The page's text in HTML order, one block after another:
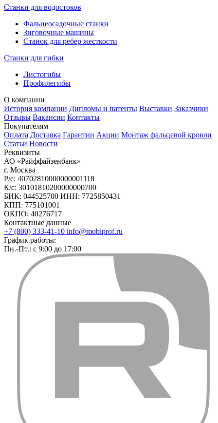
Станки для водостоков
Фальцеосадочные станки
Зиговочные машины
Станок для ребер жесткости
Станки для гибки
Листогибы
Профилегибы
О компании
История компании Дипломы и патенты Выставки Заказчики
Отзывы Вакансии Контакты
Покупателям
Оплата Доставка Гарантии Акции Монтаж фальцевой кровли
Статьи Новости
Реквизиты
АО «Райффайзенбанк»
г. Москва
Р/с: 40702810000000001118
К/с: 30101810200000000700
БИК: 044525700 ИНН: 7725850431
КПП: 775101001
ОКПО: 40276717
Контактные данные
+7 (800) 333-41-10 info@mobiprof.ru
График работы:
Пн.-Пт.: с 9:00 до 17:00